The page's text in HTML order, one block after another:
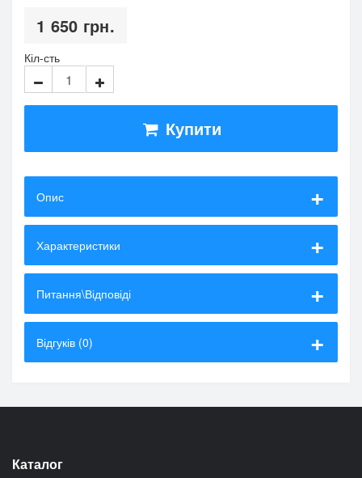
1 650 грн.
Кіл-сть
Купити
Опис
Характеристики
Питання\Відповіді
Відгуків (0)
Каталог